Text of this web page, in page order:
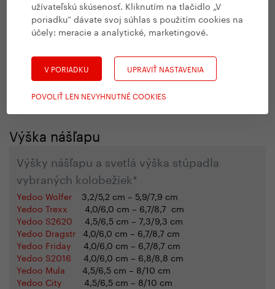
užívateľskú skúsenosť. Kliknutím na tlačidlo „V
poriadku“ dávate svoj súhlas s použitím cookies na
účely: meracie a analytické, marketingové.
V PORIADKU UPRAVIŤ NASTAVENIA
POVOLIŤ LEN NEVYHNUTNÉ COOKIES
Výška nášľapu
Výšky nášľapu a svetlá výška stúpadla
vybraných kolobežiek*
Yedoo Wolfer 3,2/5,2 cm – 5,9/7,9 cm
Yedoo Trexx 4,0/6,0 cm – 6,7/8,7 cm
Yedoo S2620 4,5/6,5 cm – 7,3/9,3 cm
Yedoo Dragstr 4,0/6,0 cm – 6,7/8,7 cm
Yedoo Friday 4,0/6,0 cm – 6,7/8,7 cm
Yedoo S2016
4,0/6,0 cm – 6,8/8,8 cm
Yedoo Mula 4,5/6,5 cm – 8/10 cm
Yedoo City 4,5/6,5 cm – 8/10 cm